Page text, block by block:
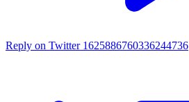
Reply on Twitter 1625886760336244736